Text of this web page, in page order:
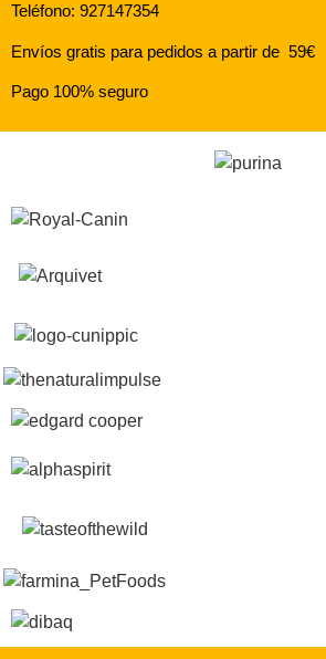
Teléfono: 927147354
Envíos gratis para pedidos a partir de 59€
Pago 100% seguro